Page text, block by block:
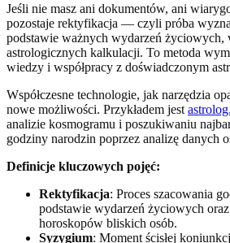
Jeśli nie masz ani dokumentów, ani
pozostaje rektyfikacja — czyli próba
podstawie ważnych wydarzeń życiowych,
astrologicznych kalkulacji. To metoda
wiedzy i współpracy z doświadczonym
Współczesne technologie, jak narzędzia
nowe możliwości. Przykładem jest
analizie kosmogramu i poszukiwaniu
godziny narodzin poprzez analizę danych
Definicje kluczowych pojęć:
Rektyfikacja: Proces szacowania
podstawie wydarzeń życiowych
horoskopów bliskich osób.
Syzygium: Moment ścisłej